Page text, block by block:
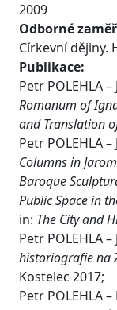
2009
Odborné
Církevní dějiny.
Publikace:
Petr POLEHLA
Romanum of
and Translation
Petr POLEHLA –
Columns in
Baroque
Public Space in
in: The City and
Petr POLEHLA
historiografie na
Kostelec 2017;
Petr POLEHLA